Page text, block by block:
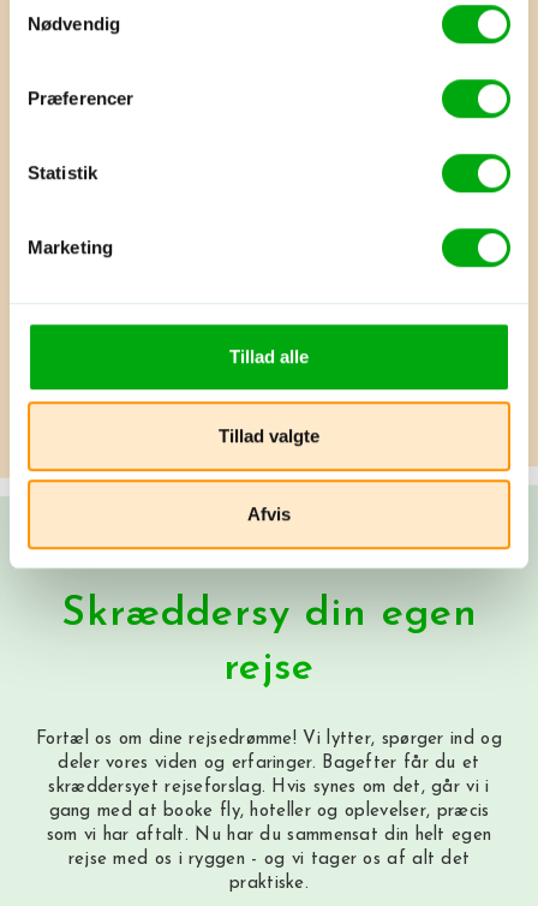
Nødvendig
Præferencer
Statistik
Marketing
Tillad alle
Tillad valgte
Afvis
Vores rejser er dækket af
Rejsegarantifonden og
Pakkerejseloven
Skræddersy din egen
rejse
Fortæl os om dine rejsedrømme! Vi lytter, spørger ind og
deler vores viden og erfaringer. Bagefter får du et
skræddersyet rejseforslag. Hvis synes om det, går vi i
gang med at booke fly, hoteller og oplevelser, præcis
som vi har aftalt. Nu har du sammensat din helt egen
rejse med os i ryggen - og vi tager os af alt det
praktiske.